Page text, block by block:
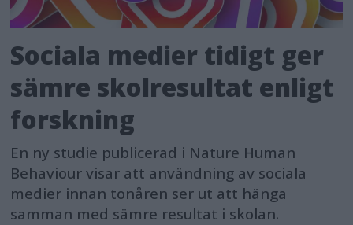
Sociala medier tidigt ger
sämre skolresultat enligt
forskning
En ny studie publicerad i Nature Human
Behaviour visar att användning av sociala
medier innan tonåren ser ut att hänga
samman med sämre resultat i skolan.